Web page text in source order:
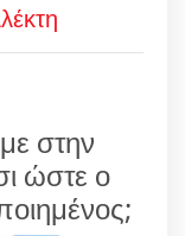
στην
ώστε ο